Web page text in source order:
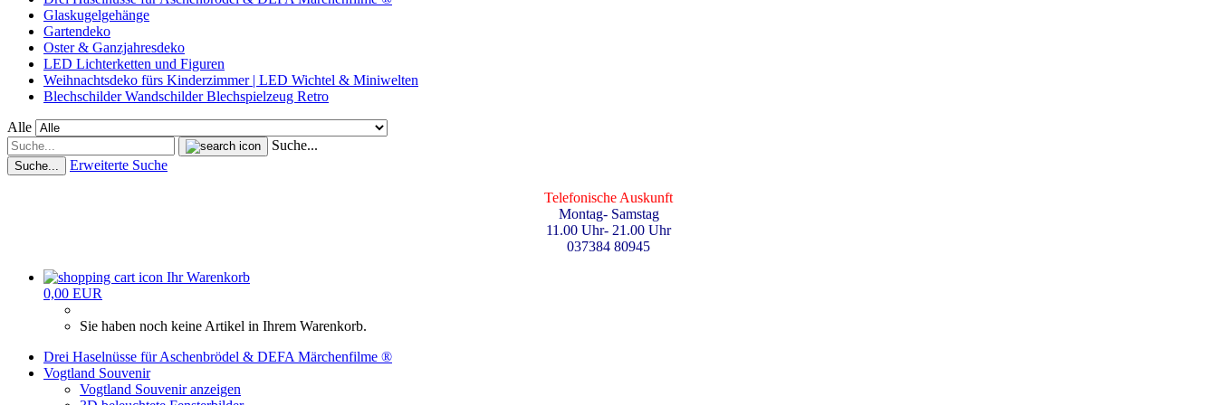
Glaskugelgehänge
Gartendeko
Oster & Ganzjahresdeko
LED Lichterketten und Figuren
Weihnachtsdeko fürs Kinderzimmer | LED Wichtel & Miniwelten
Blechschilder Wandschilder Blechspielzeug Retro
Alle
Suche...
Suche... Erweiterte Suche
Telefonische Auskunft
Montag- Samstag
11.00 Uhr- 21.00 Uhr
037384 80945
Ihr Warenkorb
0,00 EUR
Sie haben noch keine Artikel in Ihrem Warenkorb.
Drei Haselnüsse für Aschenbrödel & DEFA Märchenfilme ®
Vogtland Souvenir
Vogtland Souvenir anzeigen